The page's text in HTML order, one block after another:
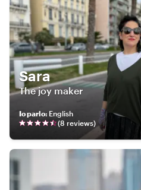
Sara
The joy maker
Io parlo: English
(8 reviews)